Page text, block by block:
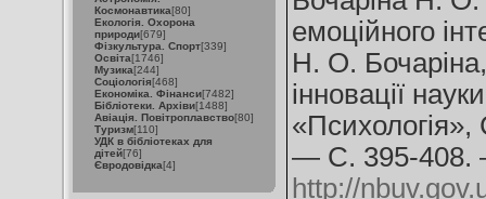
Космонавтика[80]
Екологія. Охорона
природи[679]
Фізкультура. Спорт[339]
Освіта[1746]
Музика[244]
Соціологія[468]
Економіка. Фінанси[7482]
Бібліотеки. Архіви[1488]
Авіація. Повітроплавство[80]
Туризм[110]
УДК в бібліотеках для
дітей[76]
Євродовідка[4]
емоційного
Н. О.
інновації
— С. 395-408.
http://